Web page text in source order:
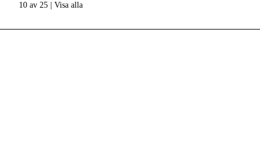
10 av 25 | Visa alla